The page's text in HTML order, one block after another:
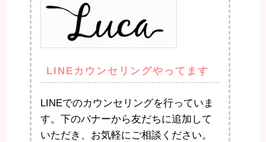
LINEカウンセリングやってます
LINEでのカウンセリングを行っていま
す。下のバナーから友だちに追加して
いただき、お気軽にご相談ください。